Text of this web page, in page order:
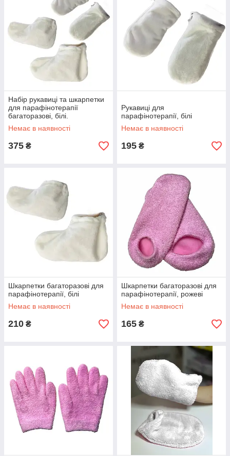
Набір рукавиці та шкарпетки
для парафінотерапії
багаторазові, білі.
Немає в наявності
375 ₴
Рукавиці для
парафінотерапії, білі
Немає в наявності
195 ₴
Шкарпетки багаторазові для
парафінотерапії, білі
Немає в наявності
210 ₴
Шкарпетки багаторазові для
парафінотерапії, рожеві
Немає в наявності
165 ₴